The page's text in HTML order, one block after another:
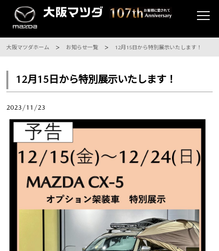
大阪マツダホーム お知らせ一覧 12月15日から特別展示いたします！
12月15日から特別展示いたします！
2023/11/23